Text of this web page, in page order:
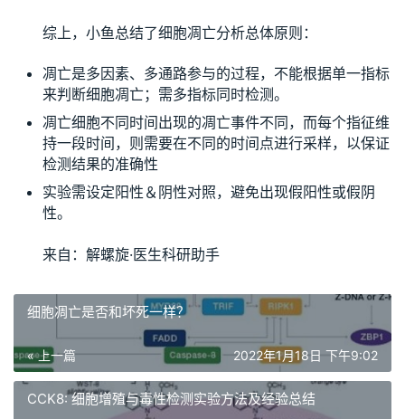
综上，小鱼总结了细胞凋亡分析总体原则：
凋亡是多因素、多通路参与的过程，不能根据单一指标
来判断细胞凋亡；需多指标同时检测。
凋亡细胞不同时间出现的凋亡事件不同，而每个指征维
持一段时间，则需要在不同的时间点进行采样，以保证
检测结果的准确性
实验需设定阳性＆阴性对照，避免出现假阳性或假阴
性。
来自：解螺旋·医生科研助手
细胞凋亡是否和坏死一样？
« 上一篇 2022年1月18日 下午9:02
CCK8: 细胞增殖与毒性检测实验方法及经验总结